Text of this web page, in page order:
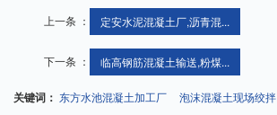
上一条 ： 定安水泥混凝土厂,沥青混...
下一条 ： 临高钢筋混凝土输送,粉煤...
关键词： 东方水池混凝土加工厂 泡沫混凝土现场绞拌